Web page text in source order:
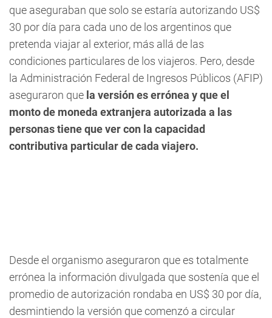
que aseguraban que solo se estaría autorizando US$
30 por día para cada uno de los argentinos que
pretenda viajar al exterior, más allá de las
condiciones particulares de los viajeros. Pero, desde
la Administración Federal de Ingresos Públicos (AFIP)
aseguraron que la versión es errónea y que el
monto de moneda extranjera autorizada a las
personas tiene que ver con la capacidad
contributiva particular de cada viajero.
Desde el organismo aseguraron que es totalmente
errónea la información divulgada que sostenía que el
promedio de autorización rondaba en US$ 30 por día,
desmintiendo la versión que comenzó a circular